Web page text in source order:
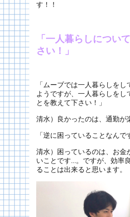
す！！
「一人暮らしについ
さい！」
「ムーブでは一人暮らしを
ようですが、一人暮らしをし
とを教えて下さい！」
清水）良かったのは、通勤が
「逆に困っていることなんで
清水）困っているのは、お金
いことです…。ですが、効率
ることは出来ると思います。